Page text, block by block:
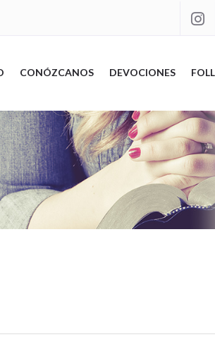

CONÓZCANOS DEVOCIONES